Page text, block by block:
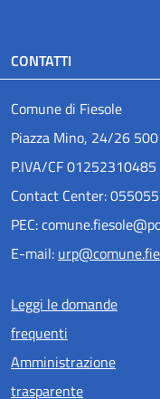
CONTATTI
Comune di Fiesole
Piazza Mino, 24/26
P.IVA/CF 01252310485
Contact Center: 055055
PEC:
E-mail:
Menu piè
Leggi le domande
frequenti
Amministrazione
trasparente